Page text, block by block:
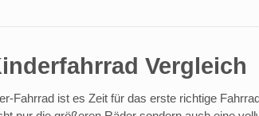
Vergleich
Fahrrad ist es Zeit für das erste richtige